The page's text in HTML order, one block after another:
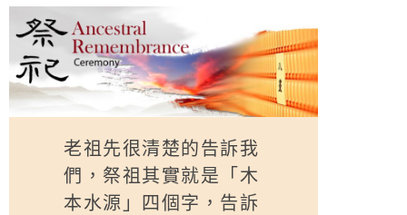
老祖先很清楚的告訴我
們，祭祖其實就是「木
本水源」四個字，告訴